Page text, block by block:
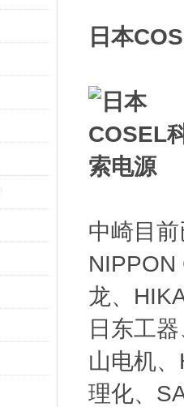
日本
中崎目
NIPPON
龙、
日东工
山电机
理化、